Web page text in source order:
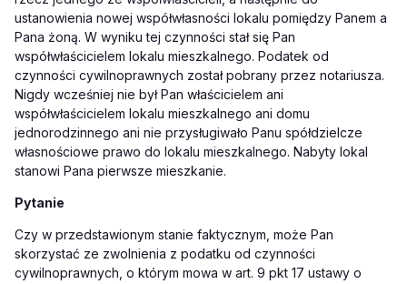
ustanowienia nowej współwłasności lokalu pomiędzy Panem a
Pana żoną. W wyniku tej czynności stał się Pan
współwłaścicielem lokalu mieszkalnego. Podatek od
czynności cywilnoprawnych został pobrany przez notariusza.
Nigdy wcześniej nie był Pan właścicielem ani
współwłaścicielem lokalu mieszkalnego ani domu
jednorodzinnego ani nie przysługiwało Panu spółdzielcze
własnościowe prawo do lokalu mieszkalnego. Nabyty lokal
stanowi Pana pierwsze mieszkanie.
Pytanie
Czy w przedstawionym stanie faktycznym, może Pan
skorzystać ze zwolnienia z podatku od czynności
cywilnoprawnych, o którym mowa w art. 9 pkt 17 ustawy o